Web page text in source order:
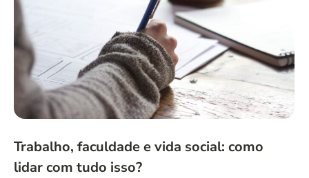
Trabalho, faculdade e vida social: como
lidar com tudo isso?